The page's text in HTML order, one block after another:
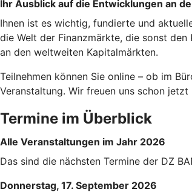
Ihr Ausblick auf die Entwicklungen an
Ihnen ist es wichtig, fundierte und
die Welt der Finanzmärkte, die sonst
an den weltweiten Kapitalmärkten.
Teilnehmen können Sie online – ob im
Veranstaltung. Wir freuen uns schon
Termine im Überblick
Alle Veranstaltungen im Jahr 2026
Das sind die nächsten Termine der DZ
Donnerstag, 17. September 2026